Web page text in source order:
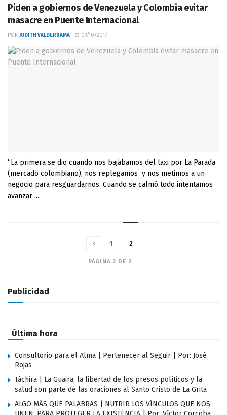
Piden a gobiernos de Venezuela y Colombia evitar
masacre en Puente Internacional
POR JUDITH VALDERRAMA 09/10/2017
“La primera se dio cuando nos bajábamos del taxi por La Parada
(mercado colombiano), nos replegamos y nos metimos a un
negocio para resguardarnos. Cuando se calmó todo intentamos
avanzar ...
PÁGINA 2 DE 2
1 2
Publicidad
Última hora
Consultorio para el Alma | Pertenecer al Seguir | Por: José
Rojas
Táchira | La Guaira, la libertad de los presos políticos y la
salud son parte de las oraciones al Santo Cristo de La Grita
ALGO MÁS QUE PALABRAS | NUTRIR LOS VÍNCULOS QUE NOS